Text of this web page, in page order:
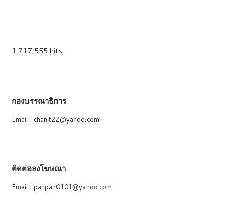
1,717,555 hits
กองบรรณาธิการ
Email : chanit22@yahoo.com
ติดต่อลงโฆษณา
Email : panpan0101@yahoo.com